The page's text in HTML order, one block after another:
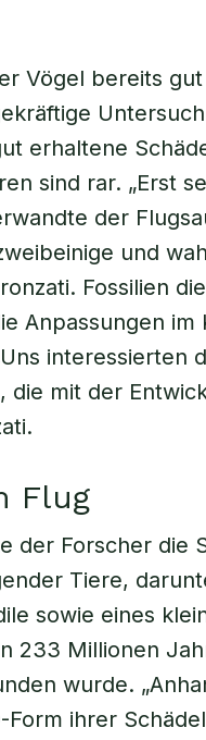
Vögel bereits gut
erhaltene
sind rar. „Erst
der
und
Fossilien
Anpassungen im
interessierten
die mit der
Flug
der Forscher die
Tiere,
sowie eines
233 Millionen
wurde.
ihrer